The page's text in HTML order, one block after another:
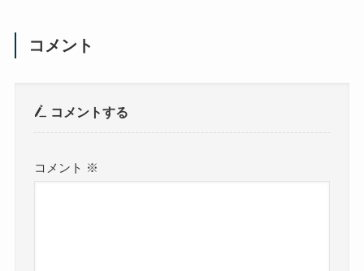
コメント
コメントする
コメント ※